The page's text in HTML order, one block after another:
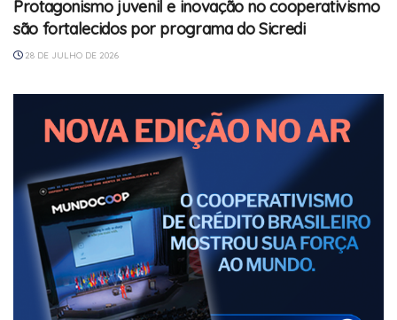
Protagonismo juvenil e inovação no cooperativismo
são fortalecidos por programa do Sicredi
28 DE JULHO DE 2026